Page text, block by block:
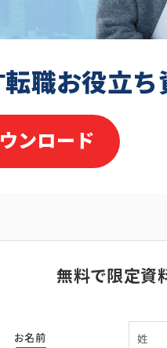
職お役立ち
ンロード
無料で限定資
お名前